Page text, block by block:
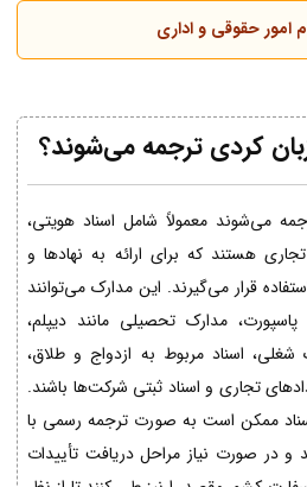
امور حقوقی و اداری
کردی ترجمه می‌شوند؟
می‌شوند معمولاً شامل اسناد هویتی،
هستند که برای ارائه به نهادها و
قرار می‌گیرند. این مدارک می‌توانند
مدارک تحصیلی مانند دیپلم،
شغلی، اسناد مربوط به ازدواج و طلاق،
تجاری و اسناد ثبتی شرکت‌ها باشند.
ممکن است به صورت ترجمه رسمی با
در صورت نیاز مراحل دریافت تأییدات